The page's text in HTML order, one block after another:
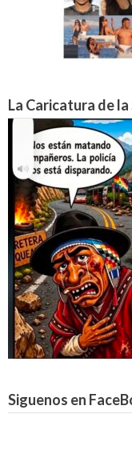
La Caricatura de la
Siguenos en